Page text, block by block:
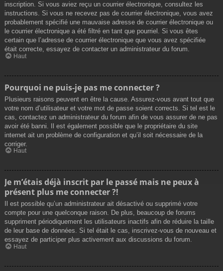
inscription. Si vous aviez reçu un courrier électronique, consultez les
instructions. Si vous ne recevez pas de courrier électronique, vous avez
probablement spécifié une mauvaise adresse de courrier électronique ou
le courrier électronique a été filtré en tant que pourriel. Si vous êtes
certain que l’adresse de courrier électronique que vous avez spécifiée
était correcte, essayez de contacter un administrateur du forum.
Haut
Pourquoi ne puis-je pas me connecter ?
Plusieurs raisons peuvent en être la cause. Assurez-vous avant tout que
votre nom d’utilisateur et votre mot de passe soient corrects. Si tel est le
cas, contactez un administrateur du forum afin de vous assurer de ne pas
avoir été banni. Il est également possible que le propriétaire du site
internet ait un problème de configuration et qu’il soit nécessaire de la
corriger.
Haut
Je m’étais déjà inscrit par le passé mais ne peux à
présent plus me connecter ?!
Il est possible qu’un administrateur ait désactivé ou supprimé votre
compte pour une quelconque raison. De plus, beaucoup de forums
suppriment périodiquement les utilisateurs inactifs afin de réduire la taille
de leur base de données. Si tel était le cas, inscrivez-vous de nouveau et
essayez de participer plus activement aux discussions du forum.
Haut